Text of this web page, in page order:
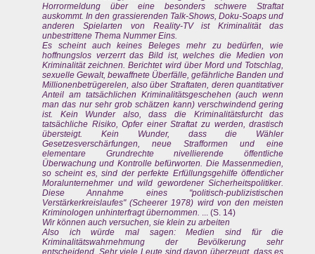
Horrormeldung über eine besonders schwere Straftat
auskommt. In den grassierenden Talk-Shows, Doku-Soaps und
anderen Spielarten von Reality-TV ist Kriminalität das
unbestrittene Thema Nummer Eins.
Es scheint auch keines Beleges mehr zu bedürfen, wie
hoffnungslos verzerrt das Bild ist, welches die Medien von
Kriminalität zeichnen. Berichtet wird über Mord und Totschlag,
sexuelle Gewalt, bewaffnete Überfälle, gefährliche Banden und
Millionenbetrügerelen, also über Straftaten, deren quantitativer
Anteil am tatsächlichen Kriminalitätsgeschehen (auch wenn
man das nur sehr grob schätzen kann) verschwindend gering
ist. Kein Wunder also, dass die Kriminalitätsfurcht das
tatsächliche Risiko, Opfer einer Straftat zu werden, drastisch
übersteigt. Kein Wunder, dass die Wähler
Gesetzesverschärfungen, neue Strafformen und eine
elementare Grundrechte nivellierende öffentliche
Überwachung und Kontrolle befürworten. Die Massenmedien,
so scheint es, sind der perfekte Erfüllungsgehilfe öffentlicher
Moralunternehmer und wild gewordener Sicherheitspolitiker.
Diese Annahme eines "politisch-publizistischen
Verstärkerkreislaufes" (Scheerer 1978) wird von den meisten
Kriminologen unhinterfragt übernommen. ... (S. 14)
Wir können auch versuchen, sie klein zu arbeiten
Also ich würde mal sagen: Medien sind für die
Kriminalitätswahrnehmung der Bevölkerung sehr